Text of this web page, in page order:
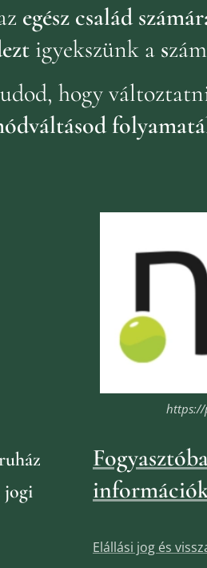
egész család
igyekszünk as
hogy
https://
jogi
Elállási jog és